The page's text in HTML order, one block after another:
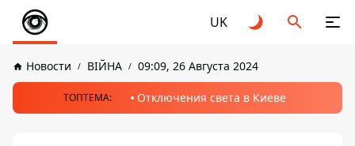
UK
Новости ВІЙНА 09:09, 26 Августа 2024
ТОПТЕМА: Отключения света в Киеве